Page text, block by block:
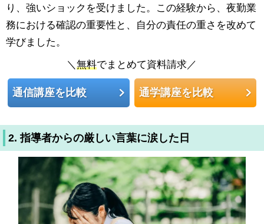
り、強いショックを受けました。この経験から、夜勤業
務における確認の重要性と、自分の責任の重さを改めて
学びました。
＼無料でまとめて資料請求／
通信講座を比較 通学講座を比較
2. 指導者からの厳しい言葉に涙した日